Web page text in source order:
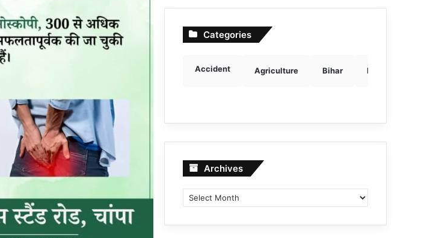
Categories
Accident Agriculture Bihar Breaking news
Archives Archives